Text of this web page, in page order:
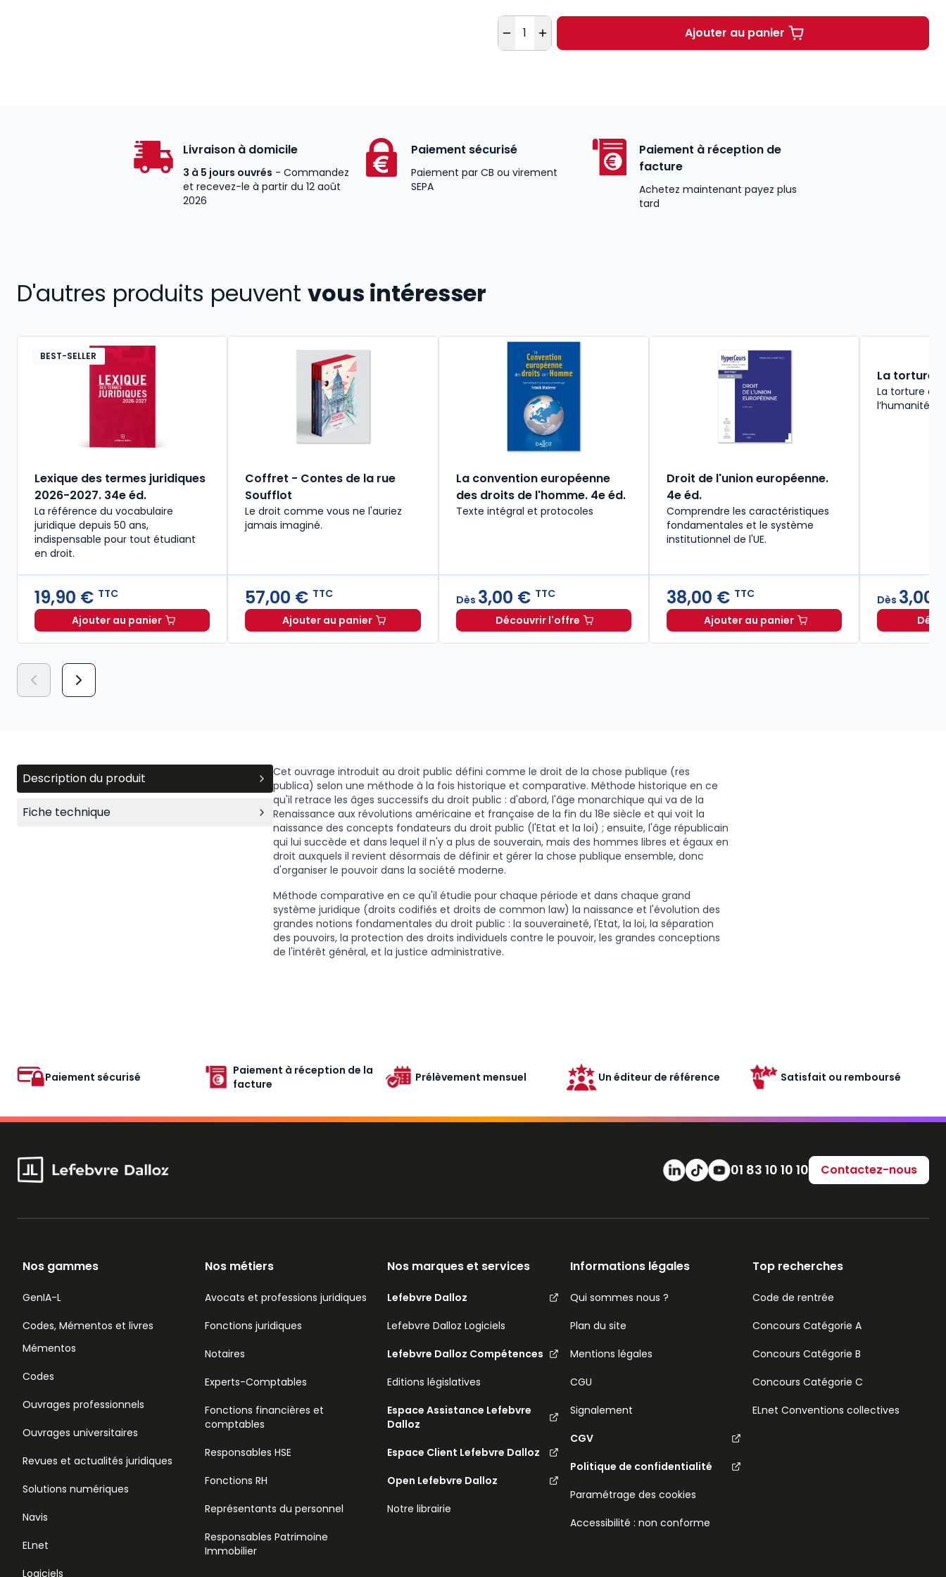
Quantité
Ajouter au panierIntroduction au droit public. 3e éd.
Livraison à domicile
3 à 5 jours ouvrés - Commandez
et recevez-le à partir du 12 août
2026
Paiement sécurisé
Paiement par CB ou virement
SEPA
Paiement à réception de
facture
Achetez maintenant payez plus
tard
D'autres produits peuvent vous intéresser
BEST-SELLER
Lexique des termes juridiques
2026-2027. 34e éd.
La référence du vocabulaire
juridique depuis 50 ans,
indispensable pour tout étudiant
en droit.​
19,90 € TTC
Ajouter au panierLexique des termes juridiques 2026-2027. 34e éd. à 19,90 € TTC
Coffret - Contes de la rue
Soufflot
Le droit comme vous ne l'auriez
jamais imaginé.
57,00 € TTC
Ajouter au panierCoffret - Contes de la rue Soufflot à 57,00 € TTC
La convention européenne
des droits de l'homme. 4e éd.
Texte intégral et protocoles
Dès 3,00 € TTC
Découvrir l'offreLa convention européenne des droits de l'homme. 4e éd. à partir de 3,00
Droit de l'union européenne.
4e éd.
Comprendre les caractéristiques
fondamentales et le système
institutionnel de l'UE.
38,00 € TTC
Ajouter au panierDroit de l'union européenne. 4e éd. à
La torture
La torture
l’humanité
Dès 3,00
Description du produit
Fiche technique
Cet ouvrage introduit au droit public défini comme le droit de la chose publique (res
publica) selon une méthode à la fois historique et comparative. Méthode historique en ce
qu'il retrace les âges successifs du droit public : d'abord, l'âge monarchique qui va de la
Renaissance aux révolutions américaine et française de la fin du 18e siècle et qui voit la
naissance des concepts fondateurs du droit public (l'Etat et la loi) ; ensuite, l'âge républicain
qui lui succède et dans lequel il n'y a plus de souverain, mais des hommes libres et égaux en
droit auxquels il revient désormais de définir et gérer la chose publique ensemble, donc
d'organiser le pouvoir dans la société moderne.
Méthode comparative en ce qu'il étudie pour chaque période et dans chaque grand
système juridique (droits codifiés et droits de common law) la naissance et l'évolution des
grandes notions fondamentales du droit public : la souveraineté, l'Etat, la loi, la séparation
des pouvoirs, la protection des droits individuels contre le pouvoir, les grandes conceptions
de l'intérêt général, et la justice administrative.
Paiement sécurisé
Paiement à réception de la
facture
Prélèvement mensuel Un éditeur de référence Satisfait ou remboursé
Numéro de téléphone
01 83 10 10 10 Contactez-nous
Nos gammes
GenIA-L
Codes, Mémentos et livres
Mémentos
Codes
Ouvrages professionnels
Ouvrages universitaires
Revues et actualités juridiques
Solutions numériques
Navis
ELnet
Logiciels
Nos métiers
Avocats et professions juridiques
Fonctions juridiques
Notaires
Experts-Comptables
Fonctions financières et
comptables
Responsables HSE
Fonctions RH
Représentants du personnel
Responsables Patrimoine
Immobilier
Nos marques et services
Lefebvre Dalloz
Lefebvre Dalloz Logiciels
Lefebvre Dalloz Compétences
Editions législatives
Espace Assistance Lefebvre
Dalloz
Espace Client Lefebvre Dalloz
Open Lefebvre Dalloz
Notre librairie
Informations légales
Qui sommes nous ?
Plan du site
Mentions légales
CGU
Signalement
CGV
Politique de confidentialité
Paramétrage des cookies
Accessibilité : non conforme
Top recherches
Code de rentrée
Concours Catégorie A
Concours Catégorie B
Concours Catégorie C
ELnet Conventions collectives